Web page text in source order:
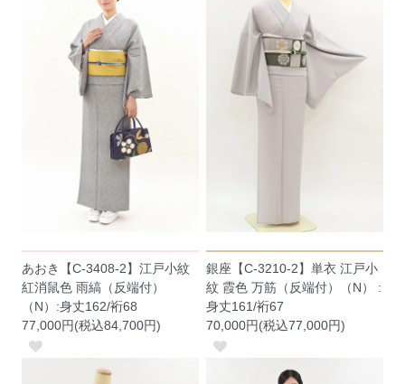
あおき【C-3408-2】江戸小紋
紅消鼠色 雨縞（反端付）
（N）:身丈162/裄68
77,000円(税込84,700円)
銀座【C-3210-2】単衣 江戸小
紋 霞色 万筋（反端付）（N） :
身丈161/裄67
70,000円(税込77,000円)